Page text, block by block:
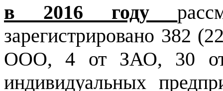
в 2016 году
зарегистрировано 382
ООО, 4 от ЗАО, 30
индивидуальных